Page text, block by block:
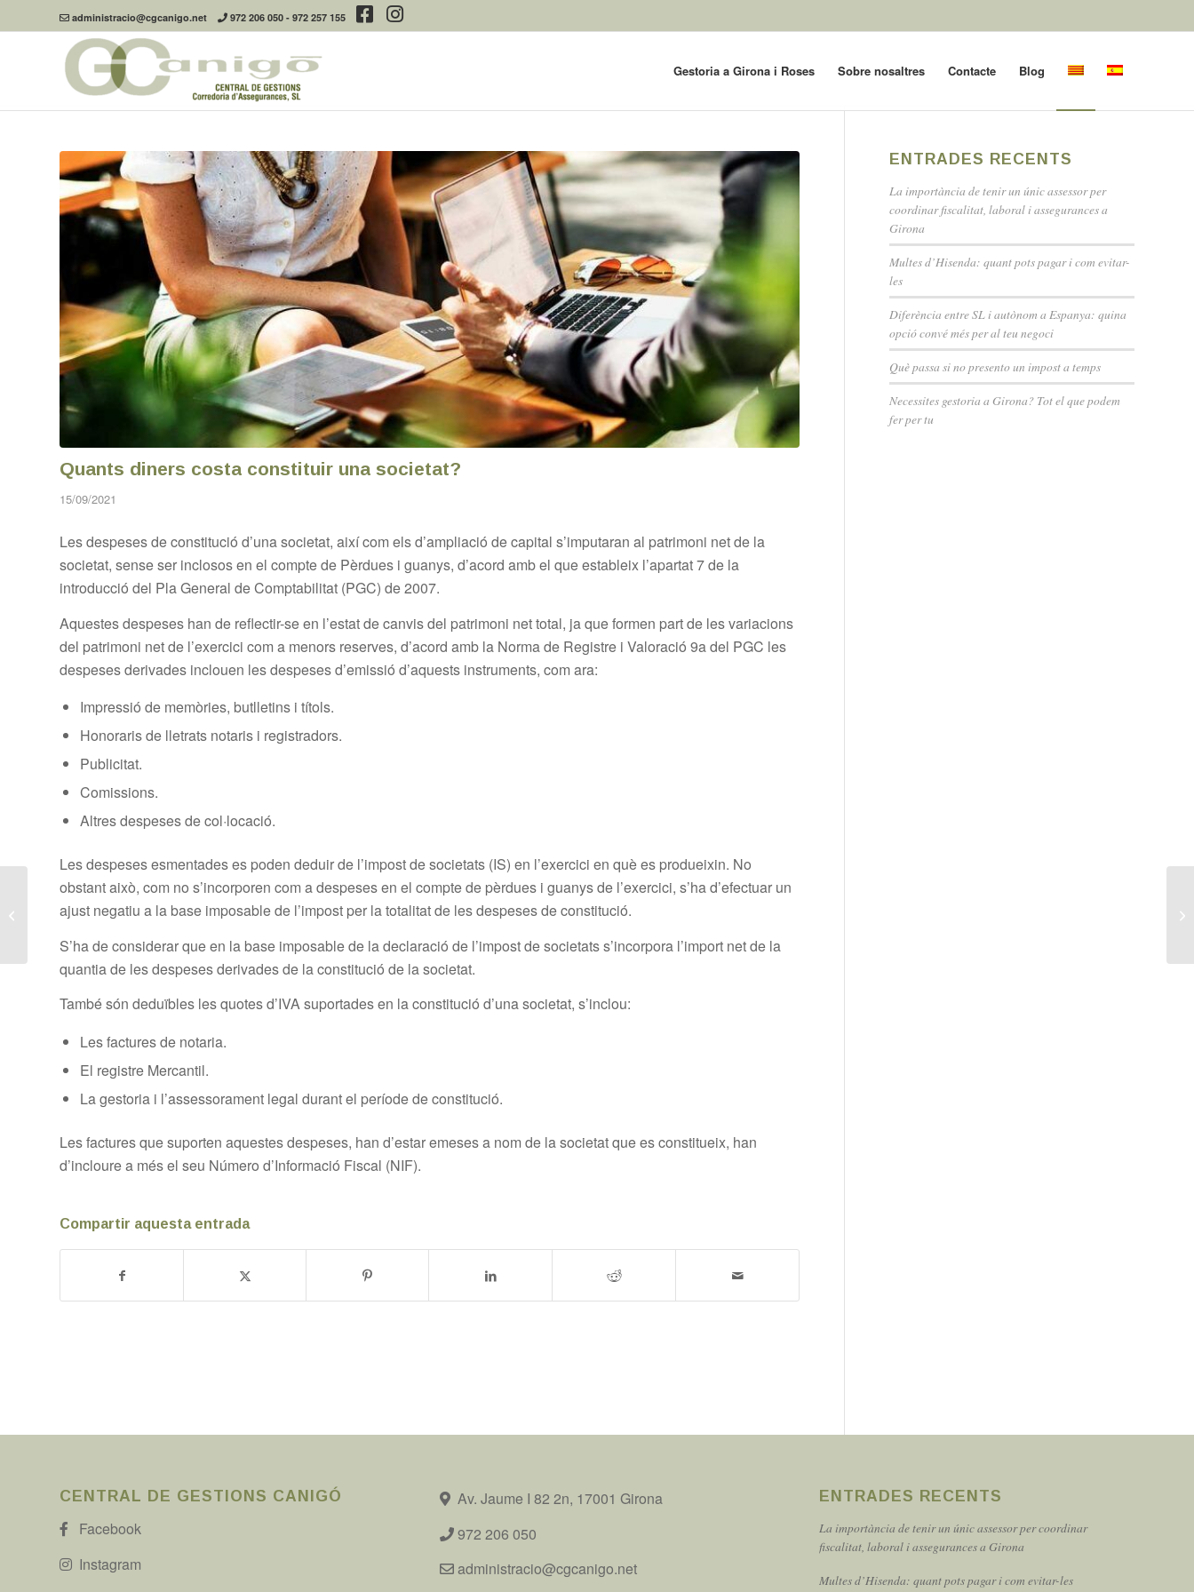
administracio@cgcanigo.net 972 206 050 - 972 257 155
Gestoria a Girona i Roses Sobre nosaltres Contacte Blog
Quants diners costa constituir una societat?
15/09/2021
Les despeses de constitució d’una societat, així com els d’ampliació de capital s’imputaran al patrimoni net de la
societat, sense ser inclosos en el compte de Pèrdues i guanys, d’acord amb el que estableix l’apartat 7 de la
introducció del Pla General de Comptabilitat (PGC) de 2007.
Aquestes despeses han de reflectir-se en l’estat de canvis del patrimoni net total, ja que formen part de les variacions
del patrimoni net de l’exercici com a menors reserves, d’acord amb la Norma de Registre i Valoració 9a del PGC les
despeses derivades inclouen les despeses d’emissió d’aquests instruments, com ara:
Impressió de memòries, butlletins i títols.
Honoraris de lletrats notaris i registradors.
Publicitat.
Comissions.
Altres despeses de col·locació.
Les despeses esmentades es poden deduir de l’impost de societats (IS) en l’exercici en què es produeixin. No
obstant això, com no s’incorporen com a despeses en el compte de pèrdues i guanys de l’exercici, s’ha d’efectuar un
ajust negatiu a la base imposable de l’impost per la totalitat de les despeses de constitució.
S’ha de considerar que en la base imposable de la declaració de l’impost de societats s’incorpora l’import net de la
quantia de les despeses derivades de la constitució de la societat.
També són deduïbles les quotes d’IVA suportades en la constitució d’una societat, s’inclou:
Les factures de notaria.
El registre Mercantil.
La gestoria i l’assessorament legal durant el període de constitució.
Les factures que suporten aquestes despeses, han d’estar emeses a nom de la societat que es constitueix, han
d’incloure a més el seu Número d’Informació Fiscal (NIF).
Compartir aquesta entrada
ENTRADES RECENTS
La importància de tenir un únic assessor per
coordinar fiscalitat, laboral i assegurances a
Girona
Multes d’Hisenda: quant pots pagar i com evitar-
les
Diferència entre SL i autònom a Espanya: quina
opció convé més per al teu negoci
Què passa si no presento un impost a temps
Necessites gestoria a Girona? Tot el que podem
fer per tu
CENTRAL DE GESTIONS CANIGÓ
Facebook
Instagram
Av. Jaume I 82 2n, 17001 Girona
972 206 050
administracio@cgcanigo.net
ENTRADES RECENTS
La importància de tenir un únic assessor per coordinar
fiscalitat, laboral i assegurances a Girona
Multes d’Hisenda: quant pots pagar i com evitar-les
Pròrrogues i ampliació
d’ajudes d’autònoms